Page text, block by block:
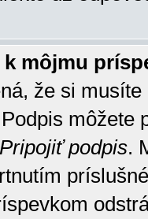
môjmu
že si
môžete
Pripojiť podpis.